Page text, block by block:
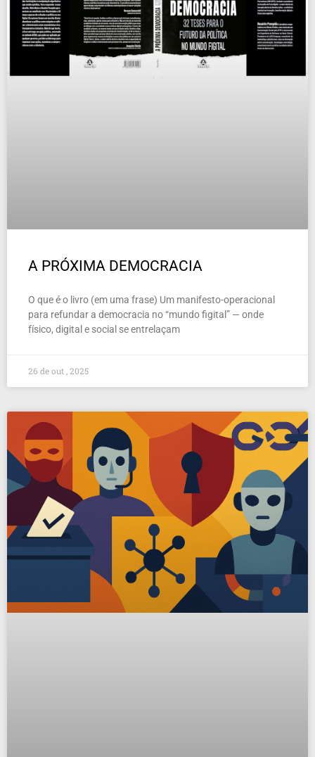
A PRÓXIMA DEMOCRACIA
O que é o livro (em uma frase) Um manifesto-operacional
para refundar a democracia no “mundo figital” — onde
físico, digital e social se entrelaçam
26 de out , 2025